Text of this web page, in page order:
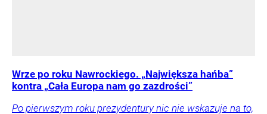
Wrze po roku Nawrockiego. „Największa hańba”
kontra „Cała Europa nam go zazdrości”
Po pierwszym roku prezydentury nic nie wskazuje na to,